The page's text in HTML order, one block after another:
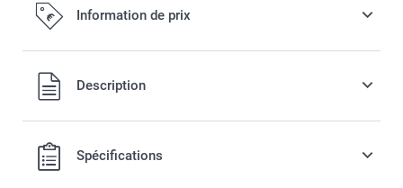
Information de prix
Tous les prix sont en EURO (€), TVA incluse et hors frais de
port.
Description
Spécifications